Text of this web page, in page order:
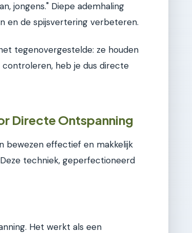
jongens." Diepe ademhaling
en de spijsvertering verbeteren.
tegenovergestelde: ze houden
heb je dus directe
Directe Ontspanning
bewezen effectief en makkelijk
techniek, geperfectioneerd
Het werkt als een